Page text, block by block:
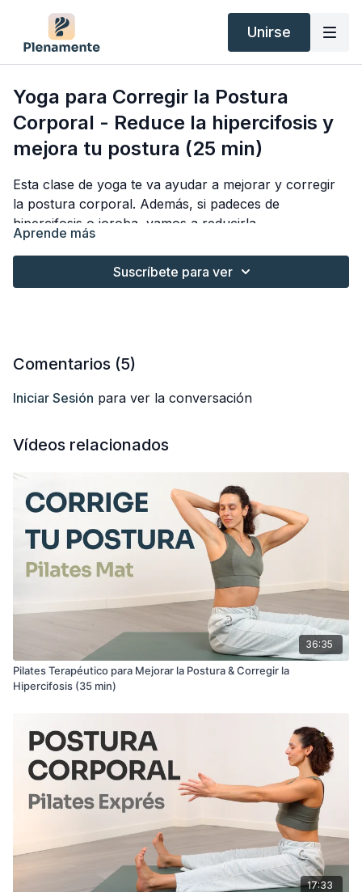
Unirse
Yoga para Corregir la Postura
Corporal - Reduce la hipercifosis y
mejora tu postura (25 min)
Esta clase de yoga te va ayudar a mejorar y corregir
la postura corporal. Además, si padeces de
hipercifosis o joroba, vamos a reducirla
progresivamente con unos ejercicios muy sencillos
que te permitirán
alargar la espalda
corregir las malas posturas.
Aprende más
Suscríbete para ver
Comentarios (5)
Iniciar Sesión para ver la conversación
Vídeos relacionados
36:35
Pilates Terapéutico para Mejorar la Postura & Corregir la
Hipercifosis (35 min)
17:33